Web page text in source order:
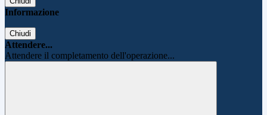
Informazione
Chiudi
Attendere...
Attendere il completamento dell'operazione...